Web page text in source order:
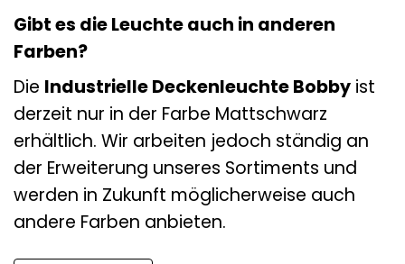
Gibt es die Leuchte auch in anderen
Farben?
Die Industrielle Deckenleuchte Bobby ist
derzeit nur in der Farbe Mattschwarz
erhältlich. Wir arbeiten jedoch ständig an
der Erweiterung unseres Sortiments und
werden in Zukunft möglicherweise auch
andere Farben anbieten.